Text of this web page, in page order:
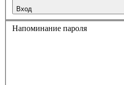
Вход
Напоминание пароля